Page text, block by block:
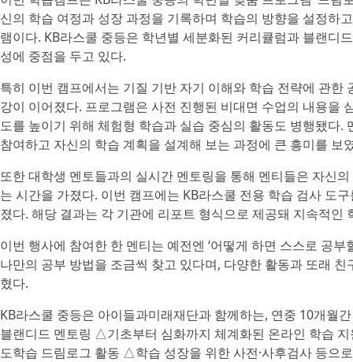
신의 학습 여정과 성장 과정을 기록하며 학습의 방향을 설정하
램이다. KB라스쿨 중등은 학년별 세분화된 커리큘럼과 블랜디
성에 중점을 두고 있다.
특히 이번 캠프에서는 기질 기반 자기 이해와 학습 전략에 관
강이 이어졌다. 프로그램은 사전 진행된 비대면 수업의 내용을
도를 높이기 위해 체험형 학습과 실습 중심의 활동도 병행됐다
참여하고 자신의 학습 계획을 설계해 보는 과정에 큰 흥미를 보
또한 대학생 멘토들과의 실시간 멘토링을 통해 멘티들은 자신
는 시간을 가졌다. 이번 캠프에는 KB라스쿨 전용 학습 검사 도
졌다. 해당 결과는 각 기관에 리포트 형식으로 제공돼 지속적인
이번 행사에 참여한 한 멘티는 예전엔 ‘어떻게 하면 스스로 공
나만의 공부 방법을 조금씩 찾고 있다며, 다양한 활동과 또래
혔다.
KB라스쿨 중등은 아이들과미래재단과 함께하는, 연중 10개월
블랜디드 멘토링 △기초부터 심화까지 체계화된 온라인 학습
도학습 드림로그 활동 △학습 성장을 위한 사전·사후검사 등으